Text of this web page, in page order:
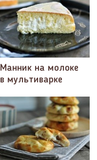
Манник на молоке
в мультиварке